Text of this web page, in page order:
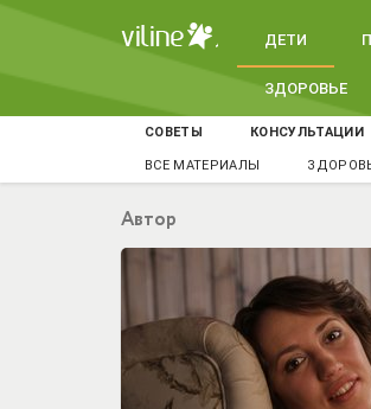
ДЕТИ
ЗДОРОВЬЕ
СОВЕТЫ КОНСУЛЬТАЦИИ
ВСЕ МАТЕРИАЛЫ
Автор